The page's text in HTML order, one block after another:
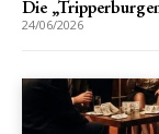
Die
24/06/2026